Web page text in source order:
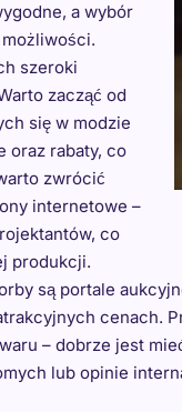
a wybór
szeroki
zacząć od
się w modzie
oraz rabaty, co
zwrócić
internetowe –
co
produkcji.
są portale
cenach.
– dobrze jest
lub opinie